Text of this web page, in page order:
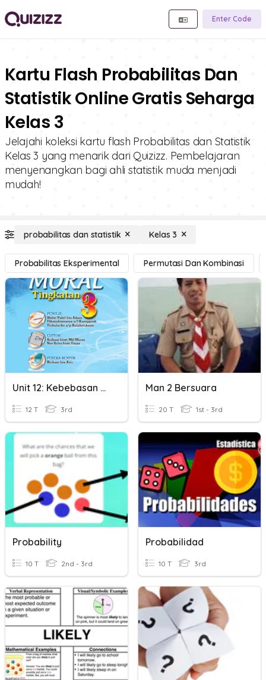
Enter Code
Kartu Flash Probabilitas Dan
Statistik Online Gratis Seharga
Kelas 3
Jelajahi koleksi kartu flash Probabilitas dan Statistik
Kelas 3 yang menarik dari Quizizz. Pembelajaran
menyenangkan bagi ahli statistik muda menjadi
mudah!
probabilitas dan statistik Kelas 3
Probabilitas Eksperimental Permutasi Dan Kombinasi
Unit 12: Kebebasan Bersuara
12 T 3rd
Man 2 Bersuara
20 T 1st - 3rd
Probability
10 T 2nd - 3rd
Probabilidad
10 T 3rd